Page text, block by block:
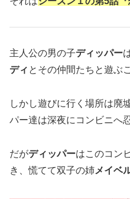
主人公の男の子ディッパー
ディ とその仲間たちと遊ぶ
しかし遊びに行く場所は廃
パー達は深夜にコンビニへ
だがディッパーはこのコン
き、慌てて双子の姉メイベ